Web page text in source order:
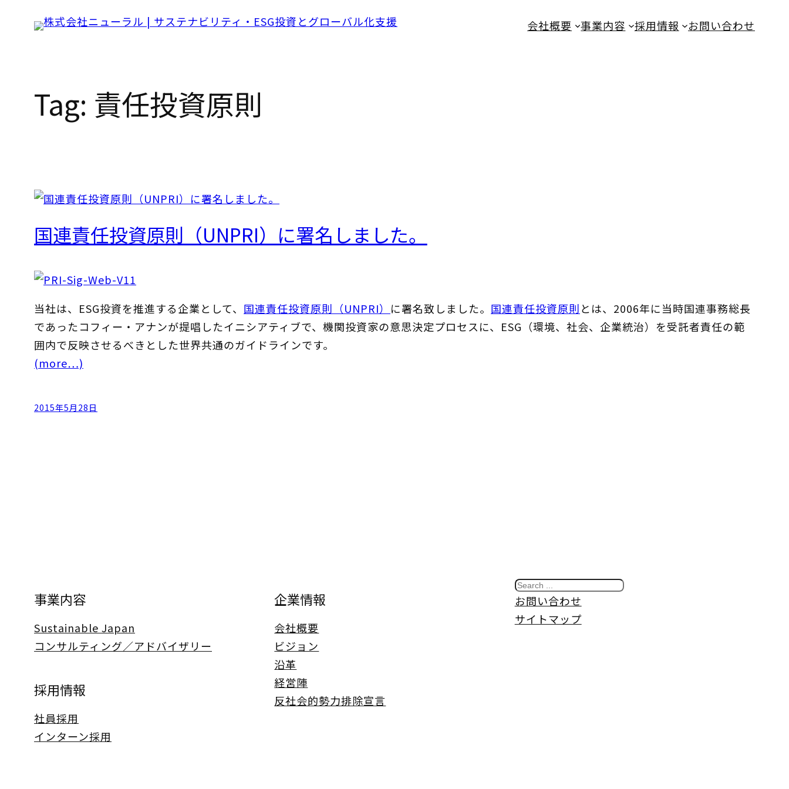
会社概要 事業内容 採用情報 お問い合わせ
Tag: 責任投資原則
国連責任投資原則（UNPRI）に署名しました。
当社は、ESG投資を推進する企業として、 国連責任投資原則（UNPRI） に署名致しました。 国連責任投資原則とは、2006年に当時国連事務総長
であったコフィー・アナンが提唱したイニシアティブで、機関投資家の意思決定プロセスに、ESG（環境、社会、企業統治）を受託者責任の範
囲内で反映させるべきとした世界共通のガイドラインです。
(more…)
2015年5月28日
事業内容
Sustainable Japan
コンサルティング／アドバイザリー
採用情報
社員採用
インターン採用
企業情報
会社概要
ビジョン
沿革
経営陣
反社会的勢力排除宣言
S
e
a
お問い合わせ
サイトマップ